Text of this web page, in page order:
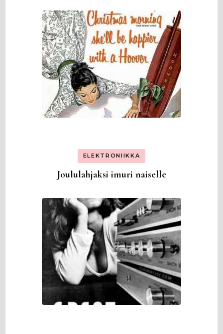
ELEKTRONIIKKA
Joululahjaksi imuri naiselle